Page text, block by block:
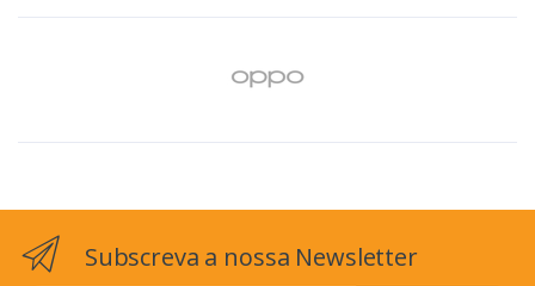
Subscreva a nossa Newsletter